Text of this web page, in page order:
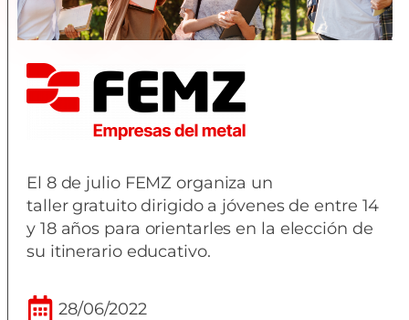
El 8 de julio FEMZ organiza un
taller gratuito dirigido a jóvenes de entre 14
y 18 años para orientarles en la elección de
su itinerario educativo.
28/06/2022